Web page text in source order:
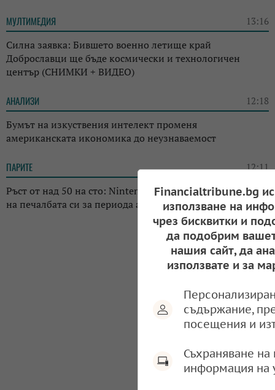
МУЛТИМЕДИЯ 13:16
Силна заявка: Бившето военно летище край
Доброславци ще бъде космически и технологичен
център (СНИМКИ + ВИДЕО)
АНАЛИЗИ 12:18
Бумът на изкуствения интелект променя
американската икономика до неузнаваемост
ПАРИТЕ 12:11
Ръст от над 50 на сто: Nintendo отчете драстичен скок
на печалбата си за периода април-юни 2026 г.
Financialtribune.bg
използване на
чрез бисквитки и
да подобрим
нашия сайт, да
използвате и за
съдържание,
посещения и
Съхраняване
информация на